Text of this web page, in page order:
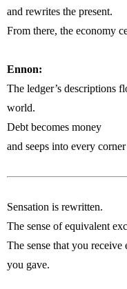
and rewrites the present.
From there, the economy
Ennon:
The ledger’s descriptions
world.
Debt becomes money
and seeps into every
Sensation is rewritten.
The sense of equivalent
The sense that you receive
you gave.